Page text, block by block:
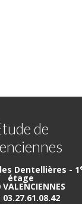
de
Dentellières - 1
étage